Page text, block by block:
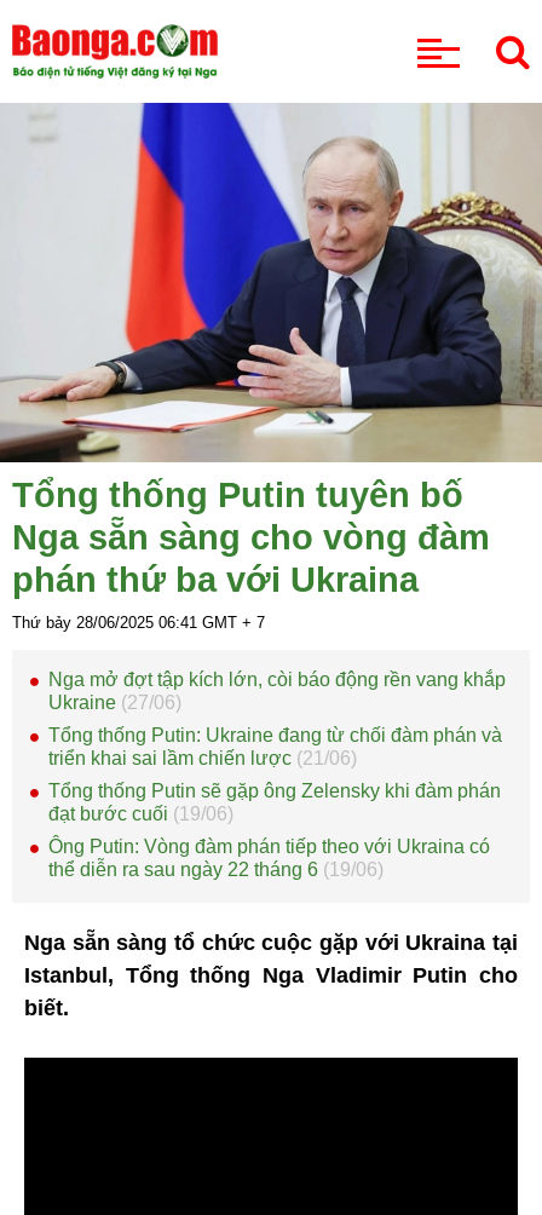
Tổng thống Putin tuyên bố
Nga sẵn sàng cho vòng đàm
phán thứ ba với Ukraina
Thứ bảy 28/06/2025 06:41 GMT + 7
Nga mở đợt tập kích lớn, còi báo động rền vang khắp
Ukraine (27/06)
Tổng thống Putin: Ukraine đang từ chối đàm phán và
triển khai sai lầm chiến lược (21/06)
Tổng thống Putin sẽ gặp ông Zelensky khi đàm phán
đạt bước cuối (19/06)
Ông Putin: Vòng đàm phán tiếp theo với Ukraina có
thể diễn ra sau ngày 22 tháng 6 (19/06)
Nga sẵn sàng tổ chức cuộc gặp với Ukraina tại
Istanbul, Tổng thống Nga Vladimir Putin cho
biết.